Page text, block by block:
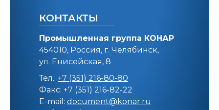
КОНТАКТЫ
Промышленная группа КОНАР
454010, Россия, г. Челябинск,
ул. Енисейская, 8
Тел.: +7 (351) 216-80-80
Факс: +7 (351) 216-82-22
E-mail: document@konar.ru